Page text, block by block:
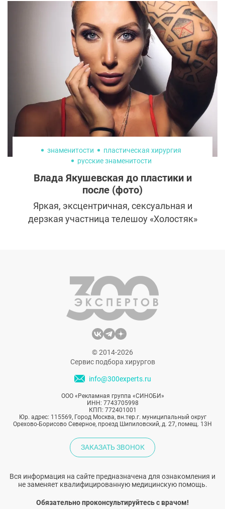
выступили самые именитые хирурги
страны – Владимир Наумов, Тагир
Файзуллин, Алексей Боровиков. Мы
планируем и дальше приглашать лучших
специалистов России для прямого
включения с подписчиками, чтобы давать
полноценную информацию об операциях и
помогать в выборе клиники и
пластического хирурга.
знаменитости
пластическая хирургия
русские знаменитости
Влада Якушевская до пластики и
после (фото)
Яркая, эксцентричная, сексуальная и
дерзкая участница телешоу «Холостяк»
Якушевская обладает особенным
взглядом на красоту и открыто
рассказывает правду о пластических
операциях, которые сильно изменили ее
внешность.
© 2014-2026
Сервис подбора хирургов
info@300experts.ru
ООО «Рекламная группа «СИНОБИ»
ИНН: 7743705998
КПП: 772401001
Юр. адрес: 115569, Город Москва, вн.тер.г. муниципальный округ
Орехово-Борисово Северное, проезд Шипиловский, д. 27, помещ. 13Н
ЗАКАЗАТЬ ЗВОНОК
Вся информация на сайте предназначена для ознакомления и
не заменяет квалифицированную медицинскую помощь.
Обязательно проконсультируйтесь с врачом!